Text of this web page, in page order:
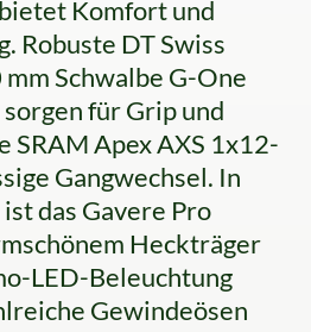
Komfort und
Robuste DT Swiss
Schwalbe G-One
für Grip und
SRAM Apex AXS 1x12-
Gangwechsel. In
das Gavere Pro
Heckträger
LED-Beleuchtung
Gewindeösen